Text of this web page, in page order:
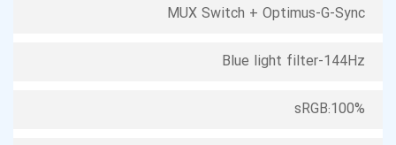
MUX Switch + Optimus-G-Sync
Blue light filter-144Hz
sRGB:100%